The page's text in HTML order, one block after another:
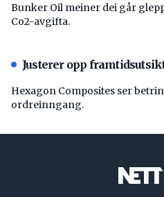
Bunker Oil meiner dei går
Co2-avgifta.
Justerer opp
Hexagon Composites ser
ordreinngang.